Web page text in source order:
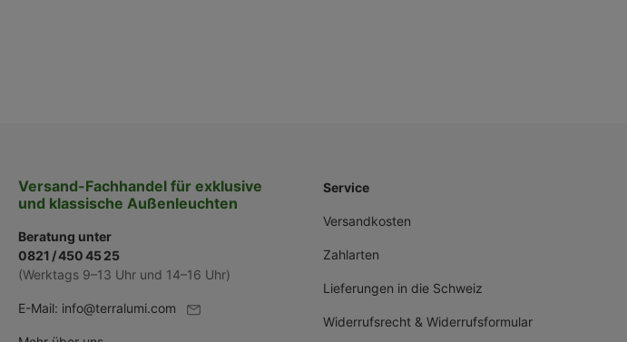
Versand-Fachhandel für exklusive
und klassische Außenleuchten
Beratung unter
0821 / 450 45 25
(Werktags 9–13 Uhr und 14–16 Uhr)
E-Mail: info@terralumi.com
Service
Versandkosten
Zahlarten
Lieferungen in die Schweiz
Widerrufsrecht & Widerrufsformular